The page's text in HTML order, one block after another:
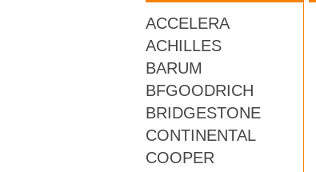
ACCELERA
ACHILLES
BARUM
BFGOODRICH
BRIDGESTONE
CONTINENTAL
COOPER